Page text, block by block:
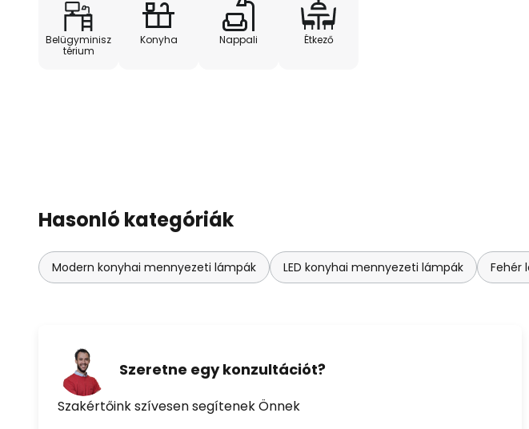
Belügyminisz
térium
Konyha Nappali Étkező
Hasonló kategóriák
Modern konyhai mennyezeti lámpák LED konyhai mennyezeti lámpák Fehér
Szeretne egy konzultációt?
Szakértőink szívesen segítenek Önnek